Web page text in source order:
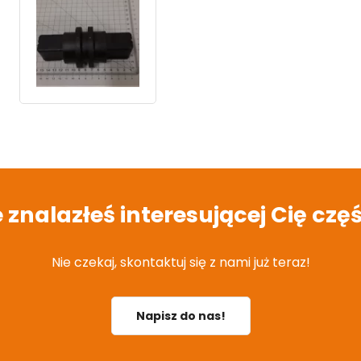
znalazłeś interesującej Cię
Nie czekaj, skontaktuj się z nami już teraz!
Napisz do nas!